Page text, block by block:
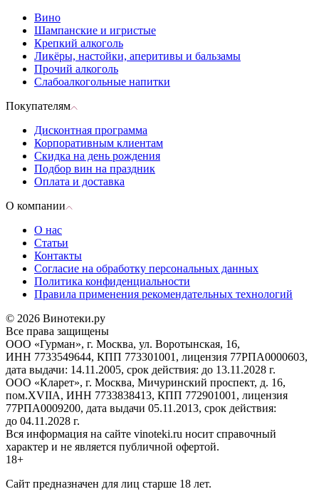
Вино
Шампанские и игристые
Крепкий алкоголь
Ликёры, настойки, аперитивы и бальзамы
Прочий алкоголь
Слабоалкогольные напитки
Покупателям
Дисконтная программа
Корпоративным клиентам
Скидка на день рождения
Подбор вин на праздник
Оплата и доставка
О компании
О нас
Статьи
Контакты
Согласие на обработку персональных данных
Политика конфиденциальности
Правила применения рекомендательных технологий
© 2026 Винотеки.ру
Все права защищены
ООО «Гурман», г. Москва, ул. Воротынская, 16,
ИНН 7733549644, КПП 773301001, лицензия 77РПА0000603,
дата выдачи: 14.11.2005, срок действия: до 13.11.2028 г.
ООО «Кларет», г. Москва, Мичуринский проспект, д. 16,
пом.XVIIA, ИНН 7733838413, КПП 772901001, лицензия
77РПА0009200, дата выдачи 05.11.2013, срок действия:
до 04.11.2028 г.
Вся информация на сайте vinoteki.ru носит справочный
характер и не является публичной офертой.
18+
Сайт предназначен для лиц старше 18 лет.